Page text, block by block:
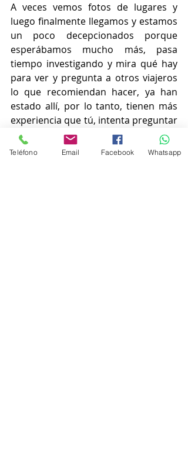
A veces vemos fotos de lugares y
luego finalmente llegamos y estamos
un poco decepcionados porque
esperábamos mucho más, pasa
tiempo investigando y mira qué hay
para ver y pregunta a otros viajeros
lo que recomiendan hacer, ya han
estado allí, por lo tanto, tienen más
experiencia que tú, intenta preguntar
a más de una persona para que
tengas una mejor percepción, ya que
Teléfono Email Facebook Whatsapp